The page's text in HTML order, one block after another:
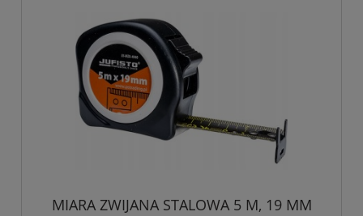
MIARA ZWIJANA STALOWA 5 M, 19 MM